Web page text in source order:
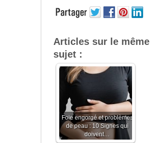
Articles sur le même
sujet :
Foie engorgé et problèmes
de peau : 10 Signes qui
doivent…